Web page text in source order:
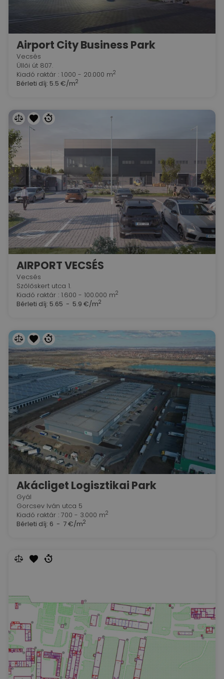
Airport City Business Park
Vecsés
Üllői út 807.
Kiadó raktár : 1.000 - 20.000 m2
Bérleti díj: 5.5 €/m2
AIRPORT VECSÉS
Vecsés
Szőlőskert utca 1.
Kiadó raktár : 1.600 - 100.000 m2
Bérleti díj: 5.65 - 5.9 €/m2
Akácliget Logisztikai Park
Gyál
Gorcsev Iván utca 5
Kiadó raktár : 700 - 3.000 m2
Bérleti díj: 6 - 7 €/m2